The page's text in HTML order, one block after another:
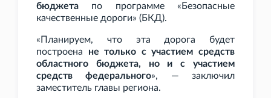
бюджета по программе «Безопасные
качественные дороги» (БКД).
«Планируем, что эта дорога будет
построена не только с участием средств
областного бюджета, но и с участием
средств федерального», — заключил
заместитель главы региона.